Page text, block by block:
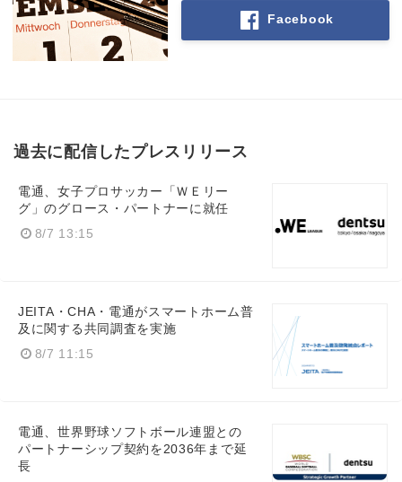
Facebook
過去に配信したプレスリリース
電通、女子プロサッカー「ＷＥリー
グ」のグロース・パートナーに就任
8/7 13:15
JEITA・CHA・電通がスマートホーム普
及に関する共同調査を実施
8/7 11:15
電通、世界野球ソフトボール連盟との
パートナーシップ契約を2036年まで延
長